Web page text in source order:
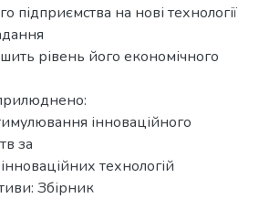
підприємства на нові технології
рівень його економічного
інноваційного
за
технологій
Збірник